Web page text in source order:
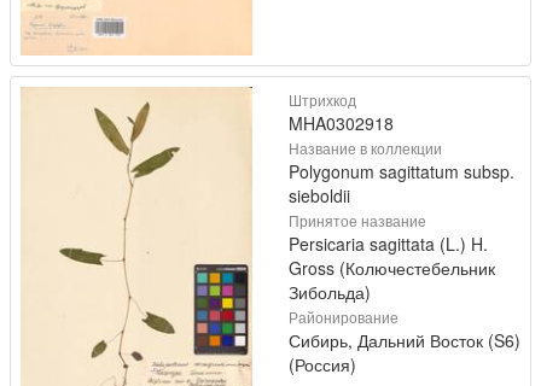
Штрихкод
MHA0302918
Название в коллекции
Polygonum sagittatum subsp.
sieboldii
Принятое название
Persicaria sagittata (L.) H.
Gross (Колючестебельник
Зибольда)
Районирование
Сибирь, Дальний Восток (S6)
(Россия)